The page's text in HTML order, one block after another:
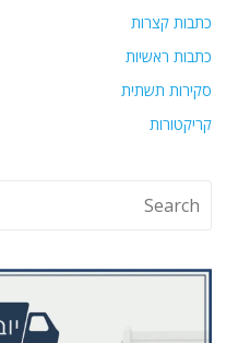
כתבות קצרות
כתבות ראשיות
סקירות תשתית
קריקטורות